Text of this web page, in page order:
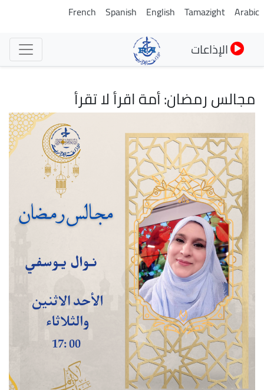
تجاوز
Arabic
Tamazight
English
Spanish
French
الإذاعات
مجالس رمضان: أمة اقرأ لا تقرأ